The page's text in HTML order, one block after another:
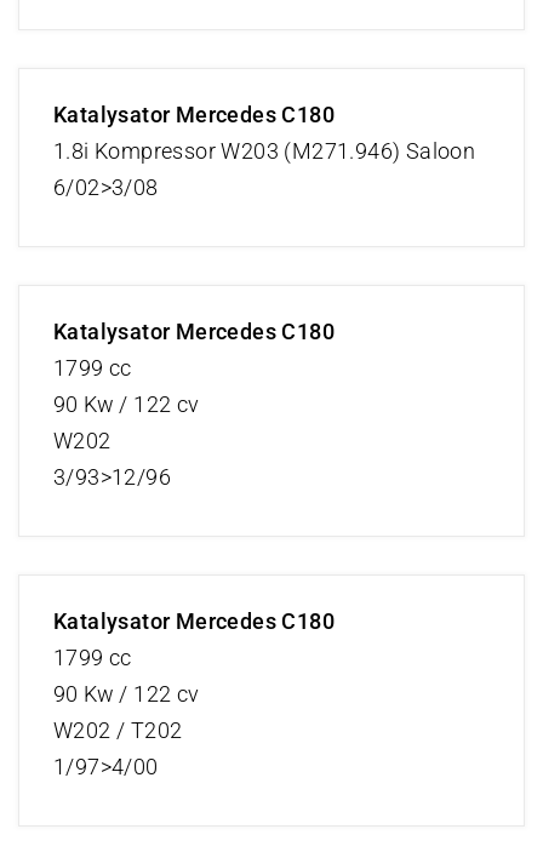
Katalysator Mercedes C180
1.8i Kompressor W203 (M271.946) Saloon
6/02>3/08
Katalysator Mercedes C180
1799 cc
90 Kw / 122 cv
W202
3/93>12/96
Katalysator Mercedes C180
1799 cc
90 Kw / 122 cv
W202 / T202
1/97>4/00